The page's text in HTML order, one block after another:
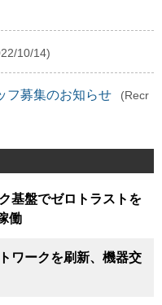
10/14)
フ募集のお知らせ
(Recr
基盤でゼロトラストを
働
ワークを刷新、機器交